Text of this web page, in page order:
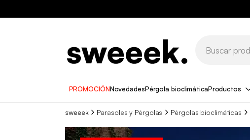
PROMOCIÓNNovedadesPérgola bioclimáticaProductos
sweeek Parasoles y Pérgolas Pérgolas bioclimáticas